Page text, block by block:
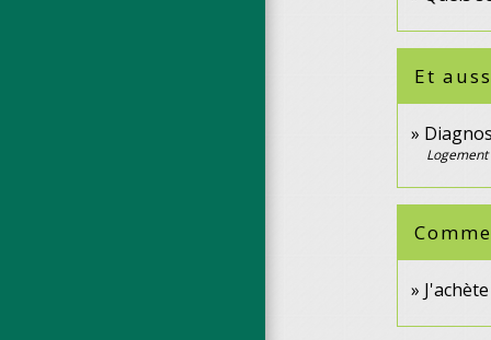
Et
Logement